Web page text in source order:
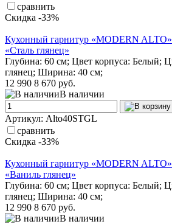
сравнить
Скидка -33%
Кухонный гарнитур «MODERN ALTO»
«Сталь глянец»
Глубина: 60 см; Цвет корпуса: Белый;
глянец; Ширина: 40 см;
12 990 8 670 руб.
В наличии
Артикул: Alto40STGL
сравнить
Скидка -33%
Кухонный гарнитур «MODERN ALTO»
«Ваниль глянец»
Глубина: 60 см; Цвет корпуса: Белый;
глянец; Ширина: 40 см;
12 990 8 670 руб.
В наличии